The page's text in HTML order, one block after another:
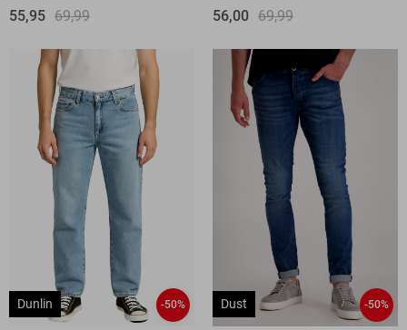
55,95 69,99
56,00 69,99
Dunlin -50% Dust -50%